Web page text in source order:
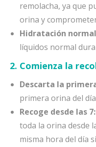
remolacha, ya que
orina y
Hidratación
líquidos normal
2. Comienza la
Descarta la
primera orina del
Recoge desde las
toda la orina desde
misma hora del día